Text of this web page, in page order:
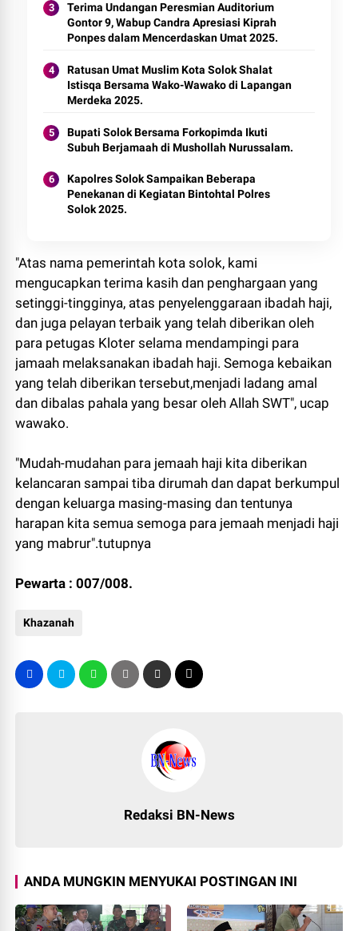
Terima Undangan Peresmian Auditorium
Gontor 9, Wabup Candra Apresiasi Kiprah
Ponpes dalam Mencerdaskan Umat 2025.
Ratusan Umat Muslim Kota Solok Shalat
Istisqa Bersama Wako-Wawako di Lapangan
Merdeka 2025.
Bupati Solok Bersama Forkopimda Ikuti
Subuh Berjamaah di Mushollah Nurussalam.
Kapolres Solok Sampaikan Beberapa
Penekanan di Kegiatan Bintohtal Polres
Solok 2025.
"Atas nama pemerintah kota solok, kami
mengucapkan terima kasih dan penghargaan yang
setinggi-tingginya, atas penyelenggaraan ibadah haji,
dan juga pelayan terbaik yang telah diberikan oleh
para petugas Kloter selama mendampingi para
jamaah melaksanakan ibadah haji. Semoga kebaikan
yang telah diberikan tersebut,menjadi ladang amal
dan dibalas pahala yang besar oleh Allah SWT", ucap
wawako.
"Mudah-mudahan para jemaah haji kita diberikan
kelancaran sampai tiba dirumah dan dapat berkumpul
dengan keluarga masing-masing dan tentunya
harapan kita semua semoga para jemaah menjadi haji
yang mabrur".tutupnya
Pewarta : 007/008.
Khazanah
Redaksi BN-News
ANDA MUNGKIN MENYUKAI POSTINGAN INI